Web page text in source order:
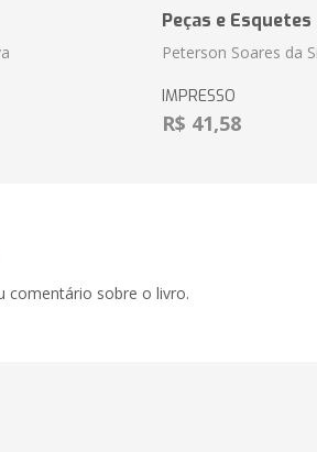
Peças e
Peterson Soares da
IMPRESSO
R$ 41,58
comentário sobre o livro.